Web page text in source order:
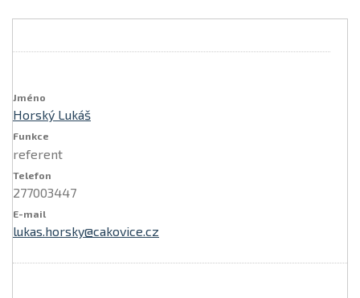
Horský Lukáš
referent
277003447
lukas.horsky@cakovice.cz